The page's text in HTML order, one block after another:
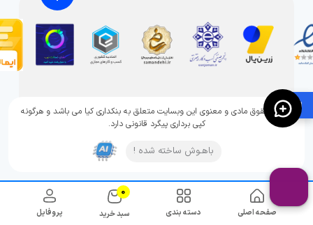
🛍️
صفحه اصلی دسته بندی
0
سبد خرید پروفایل
تمامی حقوق مادی و معنوی این وبسایت متعلق به بنکداری کیا می باشد و هرگونه
کپی برداری پیگرد قانونی دارد.
باهـوش ساخته شده !